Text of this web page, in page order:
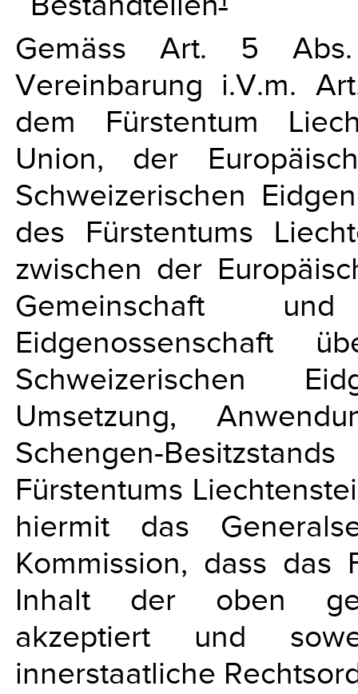
Gemäss Art. 5
Vereinbarung i.V.m.
dem Fürstentum
Union, der
Schweizerischen
des Fürstentums
zwischen der
Gemeinschaft
Eidgenossenschaft
Schweizerischen
Umsetzung,
Schengen-
Fürstentums
hiermit das
Kommission, dass das
Inhalt der oben
akzeptiert und
innerstaatliche